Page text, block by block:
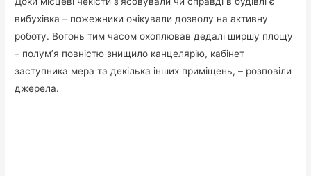
вибухівка – пожежники очікували дозволу на активну
роботу. Вогонь тим часом охоплював дедалі ширшу площу
– полум’я повністю знищило канцелярію, кабінет
заступника мера та декілька інших приміщень, – розповіли
джерела.